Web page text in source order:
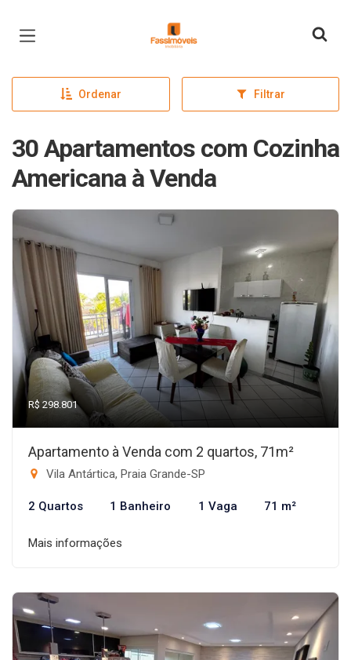
Página inicial
Ordenar Filtrar
30 Apartamentos com Cozinha
Americana à Venda
R$ 298.801
Apartamento à Venda com 2 quartos, 71m²
Vila Antártica, Praia Grande-SP
2 Quartos 1 Banheiro 1 Vaga 71 m²
Mais informações